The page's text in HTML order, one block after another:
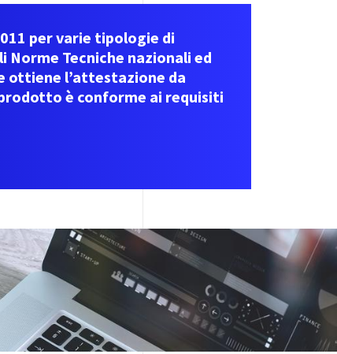
per varie tipologie di
Tecniche nazionali ed
ottiene l’attestazione da
è conforme ai requisiti